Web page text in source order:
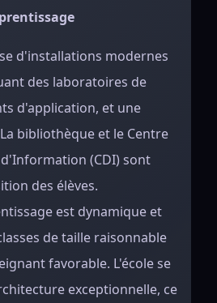
d'installations modernes
des laboratoires de
d'application, et une
bibliothèque et le Centre
(CDI) sont
des élèves.
est dynamique et
de taille raisonnable
favorable. L'école se
exceptionnelle, ce